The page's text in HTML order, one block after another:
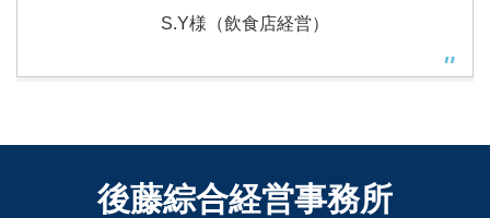
S.Y様（飲食店経営）
後藤綜合経営事務所